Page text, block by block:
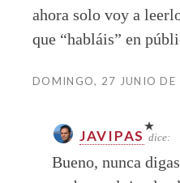
ahora solo voy a
que “habláis” en
DOMINGO, 27 JUNIO
JAVIPAS dice:
Bueno, nunca